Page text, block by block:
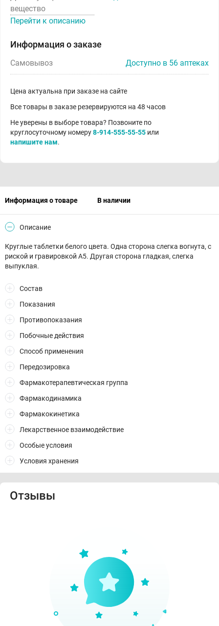
вещество
Перейти к описанию
Информация о заказе
Самовывоз Доступно в 56 аптеках
Цена актуальна при заказе на сайте
Все товары в заказе резервируются на 48 часов
Не уверены в выборе товара? Позвоните по
круглосуточному номеру8-914-555-55-55 или
напишите нам.
Информация о товаре В наличии
Описание
Круглые таблетки белого цвета. Одна сторона слегка вогнута, c
риской и гравировкой А5. Другая сторона гладкая, слегка
выпуклая.
Состав
Показания
Противопоказания
Побочные действия
Способ применения
Передозировка
Фармакотерапевтическая группа
Фармакодинамика
Фармакокинетика
Лекарственное взаимодействие
Особые условия
Условия хранения
Отзывы